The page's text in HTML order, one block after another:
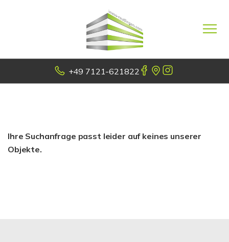
+49 7121-621822
Ihre Suchanfrage passt leider auf keines unserer
Objekte.